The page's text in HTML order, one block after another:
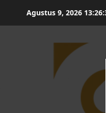
Agustus 9, 2026